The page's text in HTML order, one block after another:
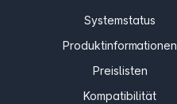
Systemstatus
Produktinformationen
Preislisten
Kompatibilität